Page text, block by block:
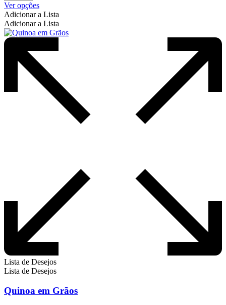
Ver opçõesEste
produto
tem
várias
As
podem
escolhidas
página
Adicionar a Lista
Adicionar a Lista
Lista de Desejos
Lista de Desejos
Quinoa em Grãos